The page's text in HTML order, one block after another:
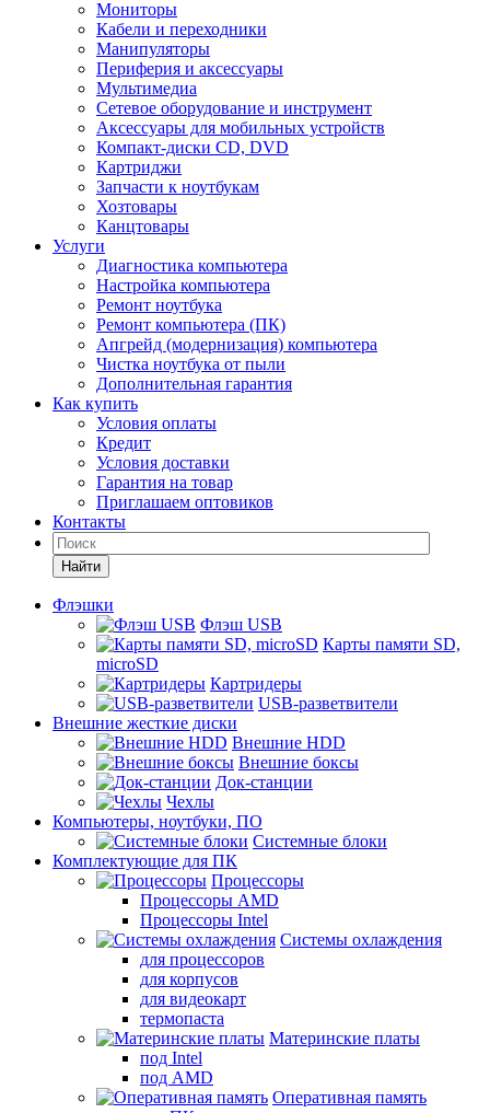
Мониторы
Кабели и переходники
Манипуляторы
Периферия и аксессуары
Мультимедиа
Сетевое оборудование и инструмент
Аксессуары для мобильных устройств
Компакт-диски CD, DVD
Картриджи
Запчасти к ноутбукам
Хозтовары
Канцтовары
Услуги
Диагностика компьютера
Настройка компьютера
Ремонт ноутбука
Ремонт компьютера (ПК)
Апгрейд (модернизация) компьютера
Чистка ноутбука от пыли
Дополнительная гарантия
Как купить
Условия оплаты
Кредит
Условия доставки
Гарантия на товар
Приглашаем оптовиков
Контакты
Найти
Флэшки
Флэш USB
Карты памяти SD,
microSD
Картридеры
USB-разветвители
Внешние жесткие диски
Внешние HDD
Внешние боксы
Док-станции
Чехлы
Компьютеры, ноутбуки, ПО
Системные блоки
Комплектующие для ПК
Процессоры
Процессоры AMD
Процессоры Intel
Системы охлаждения
для процессоров
для корпусов
для видеокарт
термопаста
Материнские платы
под Intel
под AMD
Оперативная память